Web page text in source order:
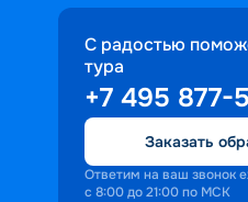
С радостью
тура
+7 495 877-
Заказать
Ответим на ваш звонок
с 8:00 до 21:00 по МСК